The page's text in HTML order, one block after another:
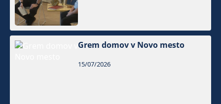
Grem domov v Novo mesto
15/07/2026